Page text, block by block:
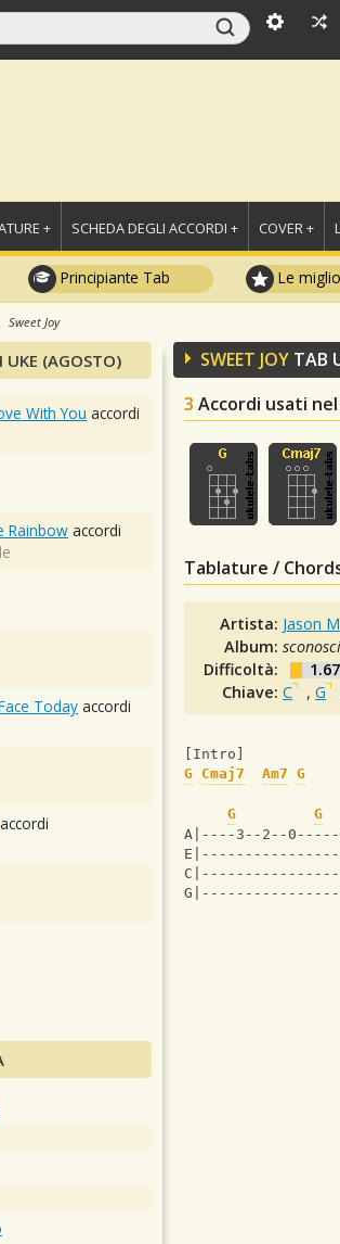
+ SCHEDA DEGLI ACCORDI + COVER +
Principiante Tab Le
Sweet Joy
SWEET JOY TAB
3 Accordi usati
Tablature /
Artista: Jason
Album:
Difficoltà:
1.67
Chiave:C ,G
[Intro]
G Cmaj7 Am7 G
G
G
A|----3--2--
UKE (AGOSTO)
With You accordi
Rainbow accordi
Today accordi
accordi